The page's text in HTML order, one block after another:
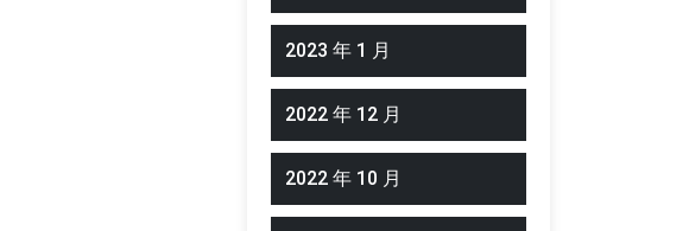
2023 年 1 月
2022 年 12 月
2022 年 10 月